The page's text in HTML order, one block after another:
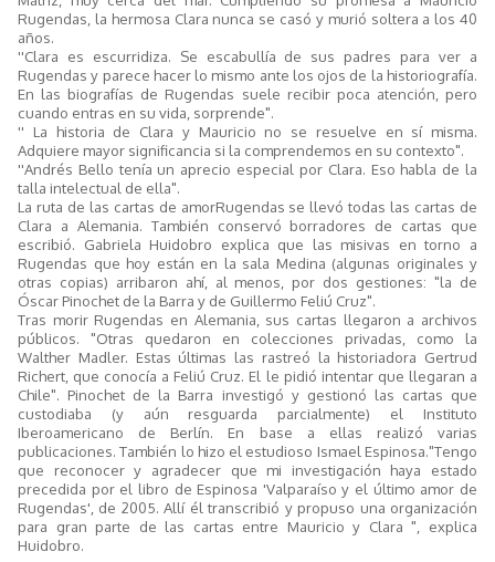
Rugendas, la hermosa Clara nunca se casó y murió soltera a los 40
años.
''Clara es escurridiza. Se escabullía de sus padres para ver a
Rugendas y parece hacer lo mismo ante los ojos de la historiografía.
En las biografías de Rugendas suele recibir poca atención, pero
cuando entras en su vida, sorprende".
'' La historia de Clara y Mauricio no se resuelve en sí misma.
Adquiere mayor significancia si la comprendemos en su contexto".
''Andrés Bello tenía un aprecio especial por Clara. Eso habla de la
talla intelectual de ella".
La ruta de las cartas de amorRugendas se llevó todas las cartas de
Clara a Alemania. También conservó borradores de cartas que
escribió. Gabriela Huidobro explica que las misivas en torno a
Rugendas que hoy están en la sala Medina (algunas originales y
otras copias) arribaron ahí, al menos, por dos gestiones: "la de
Óscar Pinochet de la Barra y de Guillermo Feliú Cruz".
Tras morir Rugendas en Alemania, sus cartas llegaron a archivos
públicos. "Otras quedaron en colecciones privadas, como la
Walther Madler. Estas últimas las rastreó la historiadora Gertrud
Richert, que conocía a Feliú Cruz. El le pidió intentar que llegaran a
Chile". Pinochet de la Barra investigó y gestionó las cartas que
custodiaba (y aún resguarda parcialmente) el Instituto
Iberoamericano de Berlín. En base a ellas realizó varias
publicaciones. También lo hizo el estudioso Ismael Espinosa."Tengo
que reconocer y agradecer que mi investigación haya estado
precedida por el libro de Espinosa 'Valparaíso y el último amor de
Rugendas', de 2005. Allí él transcribió y propuso una organización
para gran parte de las cartas entre Mauricio y Clara ", explica
Huidobro.